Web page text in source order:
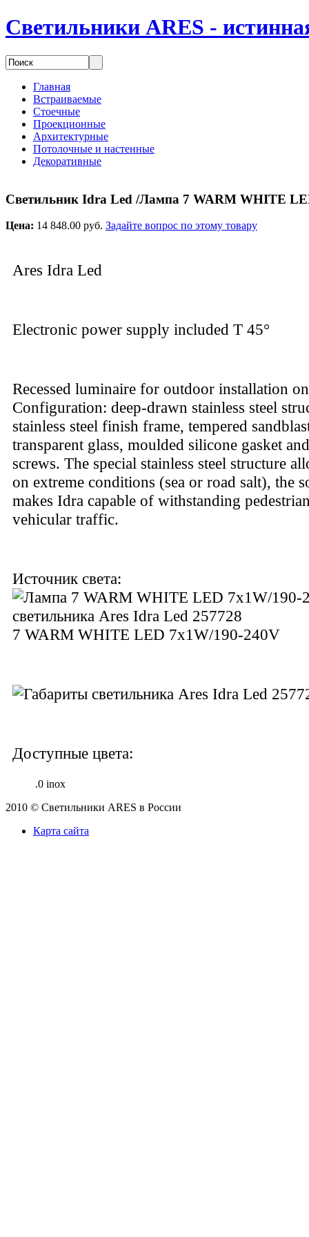
Светильники ARES -
Главная
Встраиваемые
Стоечные
Проекционные
Архитектурные
Потолочные и настенные
Декоративные
Светильник Idra Led /Лампа 7 WARM WHITE
Цена: 14 848.00 руб. Задайте вопрос по этому товару
Ares Idra Led
Electronic power supply included T 45°
Recessed luminaire for outdoor installation
Configuration: deep-drawn stainless steel
stainless steel finish frame, tempered
transparent glass, moulded silicone gasket
screws. The special stainless steel structure
on extreme conditions (sea or road salt), the
makes Idra capable of withstanding
vehicular traffic.
Источник света:
7 WARM WHITE LED 7x1W/190-240V
Доступные цвета:
.0 inox
2010 © Светильники ARES в России
Карта сайта